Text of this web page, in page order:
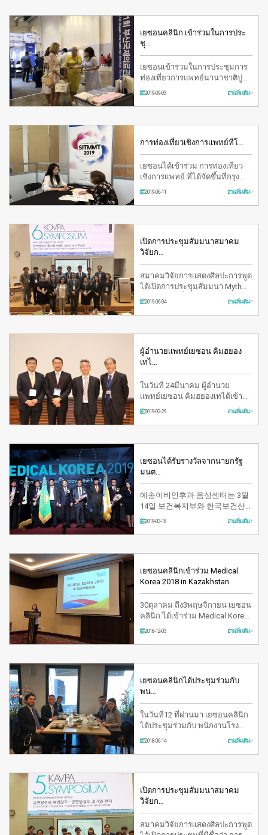
เยซอนคลินิก เข้าร่วมในการประ
ชุ…
เยซอนเข้าร่วมในการประชุมการ
ท่องเที่ยวการแพทย์นานาชาติปู
ซานครั้งที่ 11 ที่จัดขึ้นที่ Bexco
2019-09-03 อ่านเพิ่มเติม >
การท่องเที่ยวเชิงการเเพทย์ที่โ…
เยซอนได้เข้าร่วม การท่องเที่ยว
เชิงการเเพทย์ ที่ได้จัดขึ้นที่กรุง
โซล ตั้งเเต่วันที่ 6มิ.ย ถึง 7มิ.ย …
2019-06-11 อ่านเพิ่มเติม >
เปิดการประชุมสัมมนาสมาคม
วิจัยก…
สมาคมวิจัยการเเสดงศิลปะการพูด
ได้เปิดการประชุมสัมมนา Myth
and Truth ครั้งที่6
2019-06-04 อ่านเพิ่มเติม >
ผู้อำนวยเเพทย์เยซอน คิมฮยอง
เทไ…
ในวันที่ 24มีนาคม ผู้อำนวย
เเพทย์เยซอน คิมฮยองเทได้เข้า
ร่วม สัมมนา GIDที่ญี่ปุ่นเเละได้นำ
2019-03-29 อ่านเพิ่มเติม >
เยซอนได้รับรางวัลจากนายกรัฐ
มนต…
예송이비인후과 음성센터는 3월
14일 보건복지부와 한국보건산
업진흥원 주관으로 그랜드 인터
2019-03-18 อ่านเพิ่มเติม >
เยซอนคลินิกเข้าร่วม Medical
Korea 2018 in Kazakhstan
30ตุลาคม ถึง3พฤษจิกายน เยซอน
คลินิก ได้เข้าร่วม Medical Korea
2018 in Kazakhstan
2018-12-03 อ่านเพิ่มเติม >
เยซอนคลินิกได้ประชุมร่วมกับ
พน…
ในวันที่12 ที่ผ่านมา เยซอนคลินิก
ได้ประชุมร่วมกับ พนักงานโรง
พยาบาล โอค่ายาม่า ณ ญี่ปุ่น
2018-06-14 อ่านเพิ่มเติม >
เปิดการประชุมสัมมนาสมาคม
วิจัยก…
สมาคมวิจัยการเเสดงศิลปะการพูด